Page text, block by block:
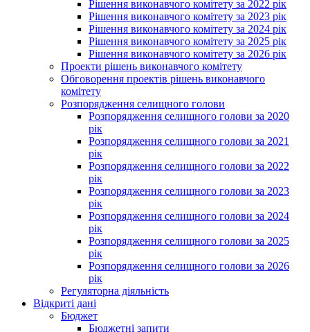
Рішення виконавчого комітету за 2022 рік
Рішення виконавчого комітету за 2023 рік
Рішення виконавчого комітету за 2024 рік
Рішення виконавчого комітету за 2025 рік
Рішення виконавчого комітету за 2026 рік
Проекти рішень виконавчого комітету
Обговорення проектів рішень виконавчого
комітету
Розпорядження селищного голови
Розпорядження селищного голови за 2020
рік
Розпорядження селищного голови за 2021
рік
Розпорядження селищного голови за 2022
рік
Розпорядження селищного голови за 2023
рік
Розпорядження селищного голови за 2024
рік
Розпорядження селищного голови за 2025
рік
Розпорядження селищного голови за 2026
рік
Регуляторна діяльність
Відкриті дані
Бюджет
Бюджетні запити